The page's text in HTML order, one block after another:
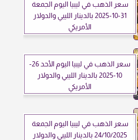
سعر الذهب في ليبيا اليوم الجمعة
31-10-2025 بالدينار الليبي والدولار
الأمريكي
سعر الذهب في ليبيا اليوم الأحد 26-
10-2025 بالدينار الليبي والدولار
الأمريكي
سعر الذهب في ليبيا اليوم الجمعة
24/10/2025 بالدينار الليبي والدولار